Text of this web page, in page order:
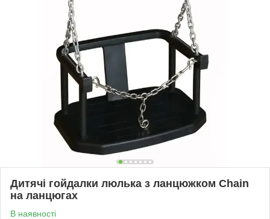
Дитячі гойдалки люлька з ланцюжком Chain
на ланцюгах
В наявності